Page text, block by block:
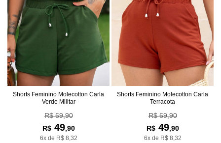
Shorts Feminino Molecotton Carla
Verde Militar
R$ 69,90
R$49,90
6x de R$ 8,32
Shorts Feminino Molecotton Carla
Terracota
R$ 69,90
R$49,90
6x de R$ 8,32